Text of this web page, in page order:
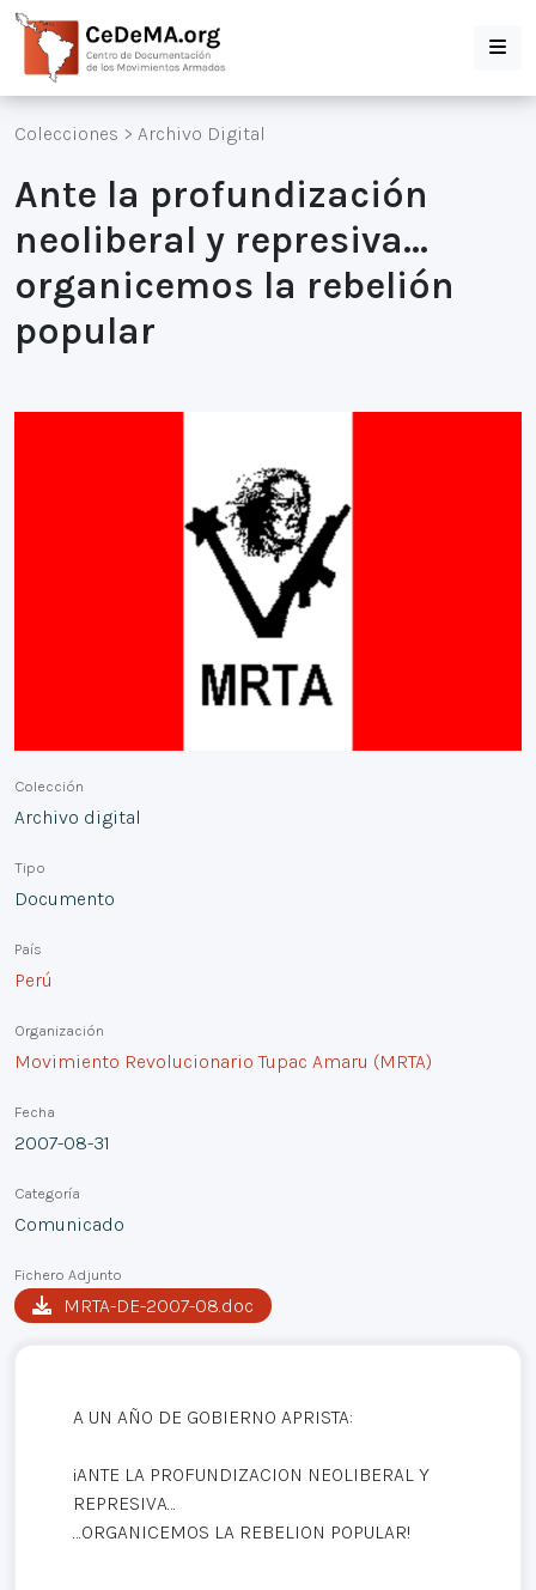
Colecciones > Archivo Digital
Ante la profundización
neoliberal y represiva...
organicemos la rebelión
popular
Colección
Archivo digital
Tipo
Documento
País
Perú
Organización
Movimiento Revolucionario Tupac Amaru (MRTA)
Fecha
2007-08-31
Categoría
Comunicado
Fichero Adjunto
MRTA-DE-2007-08.doc
A UN AÑO DE GOBIERNO APRISTA:
¡ANTE LA PROFUNDIZACION NEOLIBERAL Y
REPRESIVA…
…ORGANICEMOS LA REBELION POPULAR!